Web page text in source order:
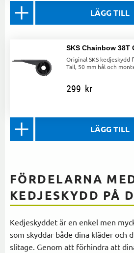
SKS Chainbow 38T
Original SKS kedjeskydd
Tail, 50 mm hål och
299 kr
FÖRDELARNA
KEDJESKYDD PÅ
Kedjeskyddet är en enkel men
som skyddar både dina kläder och
slitage. Genom att förhindra att